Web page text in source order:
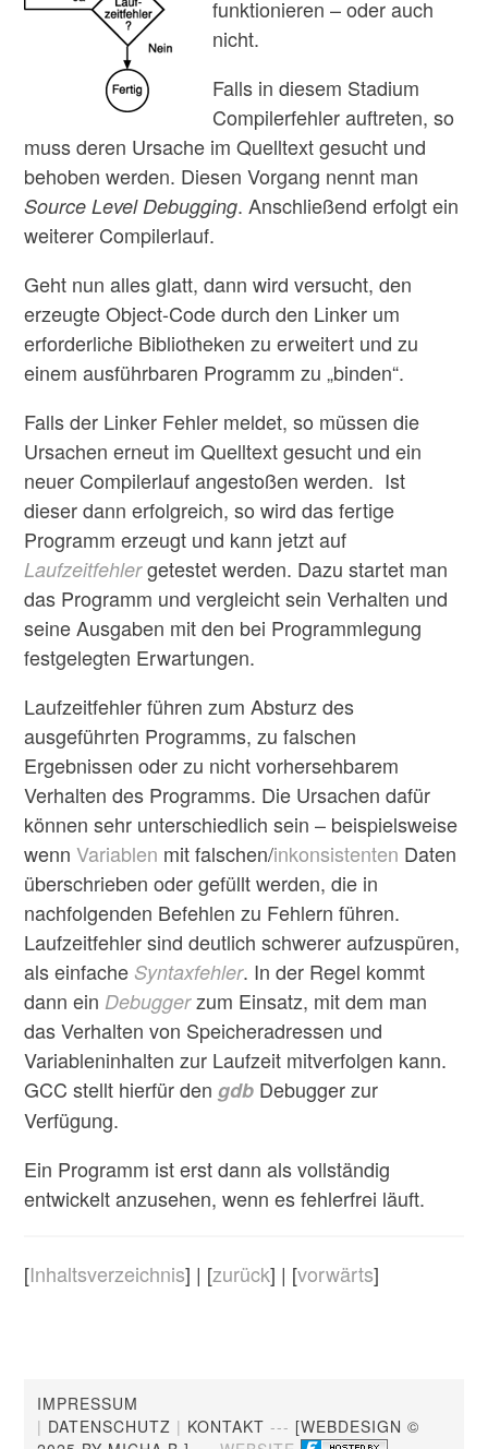
funktionieren – oder auch
nicht.
Falls in diesem Stadium
Compilerfehler auftreten, so
muss deren Ursache im Quelltext gesucht und
behoben werden. Diesen Vorgang nennt man
Source Level Debugging. Anschließend erfolgt ein
weiterer Compilerlauf.
Geht nun alles glatt, dann wird versucht, den
erzeugte Object-Code durch den Linker um
erforderliche Bibliotheken zu erweitert und zu
einem ausführbaren Programm zu „binden“.
Falls der Linker Fehler meldet, so müssen die
Ursachen erneut im Quelltext gesucht und ein
neuer Compilerlauf angestoßen werden. Ist
dieser dann erfolgreich, so wird das fertige
Programm erzeugt und kann jetzt auf
Laufzeitfehlergetestet werden. Dazu startet man
das Programm und vergleicht sein Verhalten und
seine Ausgaben mit den bei Programmlegung
festgelegten Erwartungen.
Laufzeitfehler führen zum Absturz des
ausgeführten Programms, zu falschen
Ergebnissen oder zu nicht vorhersehbarem
Verhalten des Programms. Die Ursachen dafür
können sehr unterschiedlich sein – beispielsweise
wennVariablen mit falschen/inkonsistenten Daten
überschrieben oder gefüllt werden, die in
nachfolgenden Befehlen zu Fehlern führen.
Laufzeitfehler sind deutlich schwerer aufzuspüren,
als einfacheSyntaxfehler. In der Regel kommt
dann ein Debuggerzum Einsatz, mit dem man
das Verhalten von Speicheradressen und
Variableninhalten zur Laufzeit mitverfolgen kann.
GCC stellt hierfür dengdb Debugger zur
Verfügung.
Ein Programm ist erst dann als vollständig
entwickelt anzusehen, wenn es fehlerfrei läuft.
[Inhaltsverzeichnis] | [zurück] | [vorwärts]
IMPRESSUM
| DATENSCHUTZ | KONTAKT --- [WEBDESIGN ©